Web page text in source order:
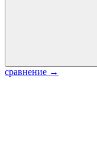
сравнение →